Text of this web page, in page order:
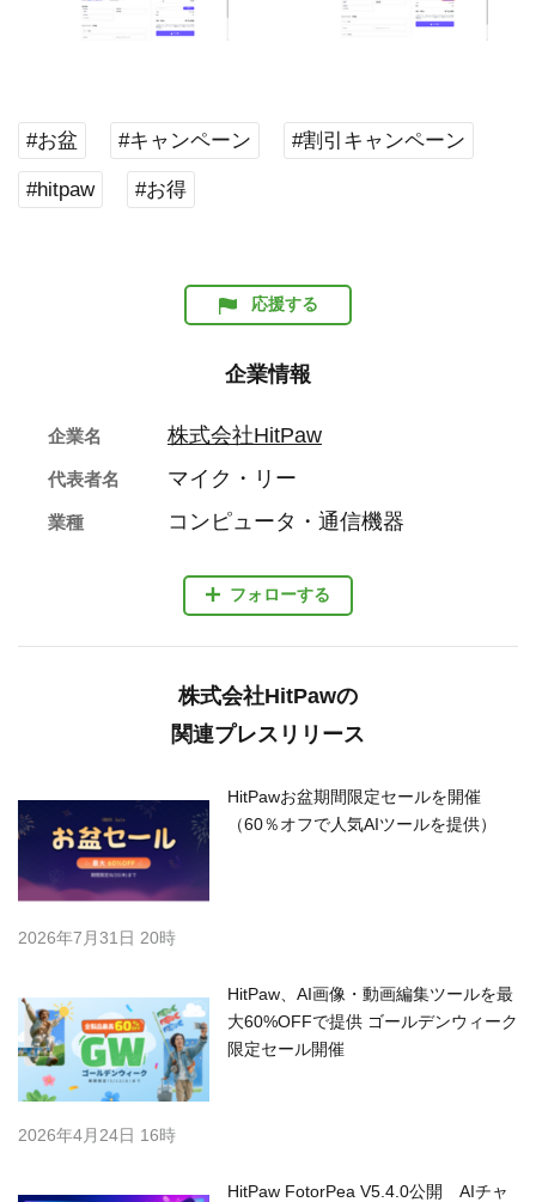
#お盆 #キャンペーン #割引キャンペーン
#hitpaw #お得
応援する
企業情報
フォローする
企業名 株式会社HitPaw
代表者名 マイク・リー
業種 コンピュータ・通信機器
株式会社HitPawの
関連プレスリリース
HitPawお盆期間限定セールを開催
（60％オフで人気AIツールを提供）
2026年7月31日 20時
HitPaw、AI画像・動画編集ツールを最
大60%OFFで提供 ゴールデンウィーク
限定セール開催
2026年4月24日 16時
HitPaw FotorPea V5.4.0公開 AIチャ